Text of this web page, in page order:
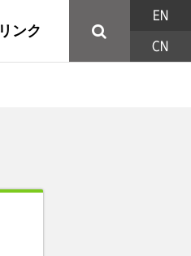
主な取り組み
資料
西北ブロック
X/Twitter
リンク
EN
CN